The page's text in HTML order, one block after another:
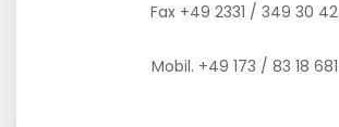
Fax +49 2331 / 349 30 42
Mobil. +49 173 / 83 18 681